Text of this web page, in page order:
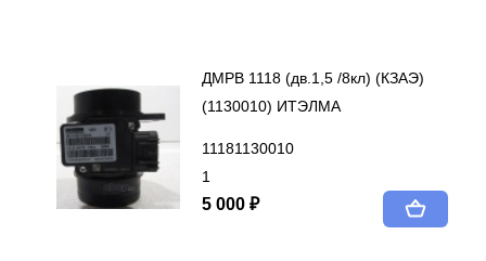
ДМРВ 1118 (дв.1,5 /8кл) (КЗАЭ)
(1130010) ИТЭЛМА
11181130010
1
5 000 ₽